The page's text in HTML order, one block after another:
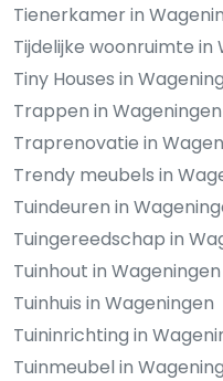
Tienerkamer in
Tijdelijke woonruimte in
Tiny Houses in
Trappen in Wageningen
Traprenovatie in
Trendy meubels in
Tuindeuren in
Tuingereedschap in
Tuinhout in Wageningen
Tuinhuis in Wageningen
Tuininrichting in
Tuinmeubel in